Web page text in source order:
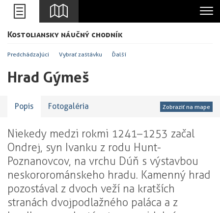
+
-
Kostoliansky náučný chodník
Predchádzajúci Vybrať zastávku Ďalší
Hrad Gýmeš
Popis Fotogaléria Zobraziť na mape
Niekedy medzi rokmi 1241–1253 začal
Ondrej, syn Ivanku z rodu Hunt-
Poznanovcov, na vrchu Dúň s výstavbou
neskororománskeho hradu. Kamenný hrad
pozostával z dvoch veží na kratších
stranách dvojpodlažného paláca a z